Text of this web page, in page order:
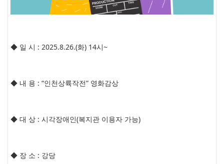
◆ 일 시 : 2025.8.26.(화) 14시~
◆ 내 용 : “인천상륙작전” 영화감상
◆ 대 상 : 시각장애인(복지관 이용자 가능)
◆ 장 소 : 강당